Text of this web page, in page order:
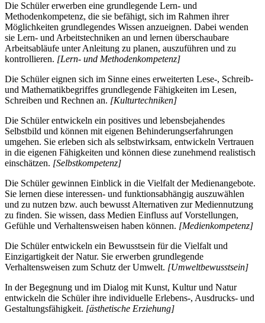
Die Schüler erwerben eine grundlegende Lern- und
Methodenkompetenz, die sie befähigt, sich im Rahmen ihrer
Möglichkeiten grundlegendes Wissen anzueignen. Dabei wenden
sie Lern- und Arbeitstechniken an und lernen überschaubare
Arbeitsabläufe unter Anleitung zu planen, auszuführen und zu
kontrollieren. [Lern- und Methodenkompetenz]
Die Schüler eignen sich im Sinne eines erweiterten Lese-, Schreib-
und Mathematikbegriffes grundlegende Fähigkeiten im Lesen,
Schreiben und Rechnen an. [Kulturtechniken]
Die Schüler entwickeln ein positives und lebensbejahendes
Selbstbild und können mit eigenen Behinderungserfahrungen
umgehen. Sie erleben sich als selbstwirksam, entwickeln Vertrauen
in die eigenen Fähigkeiten und können diese zunehmend realistisch
einschätzen. [Selbstkompetenz]
Die Schüler gewinnen Einblick in die Vielfalt der Medienangebote.
Sie lernen diese interessen- und funktionsabhängig auszuwählen
und zu nutzen bzw. auch bewusst Alternativen zur Mediennutzung
zu finden. Sie wissen, dass Medien Einfluss auf Vorstellungen,
Gefühle und Verhaltensweisen haben können. [Medienkompetenz]
Die Schüler entwickeln ein Bewusstsein für die Vielfalt und
Einzigartigkeit der Natur. Sie erwerben grundlegende
Verhaltensweisen zum Schutz der Umwelt. [Umweltbewusstsein]
In der Begegnung und im Dialog mit Kunst, Kultur und Natur
entwickeln die Schüler ihre individuelle Erlebens-, Ausdrucks- und
Gestaltungsfähigkeit. [ästhetische Erziehung]